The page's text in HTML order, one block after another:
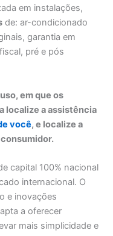
em instalações,
de: ar-condicionado
garantia em
pré e pós
em que os
localize a assistência
você, e localize a
capital 100% nacional
internacional. O
e inovações
apta a oferecer
mais simplicidade e